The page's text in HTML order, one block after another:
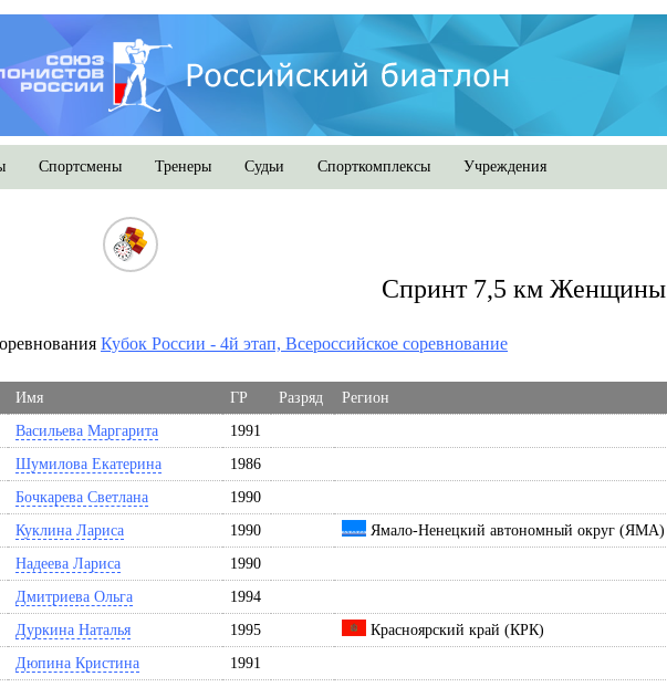
Спортсмены Тренеры Судьи Спорткомплексы Учреждения
Спринт 7,5 км Женщины
Кубок России - 4й этап, Всероссийское соревнование
Имя ГР Разряд Регион
Васильева Маргарита 1991
Шумилова Екатерина 1986
Бочкарева Светлана 1990
Куклина Лариса 1990 Ямало-Ненецкий автономный округ (ЯМА)
Надеева Лариса 1990
Дмитриева Ольга 1994
Дуркина Наталья 1995 Красноярский край (КРК)
Дюпина Кристина 1991